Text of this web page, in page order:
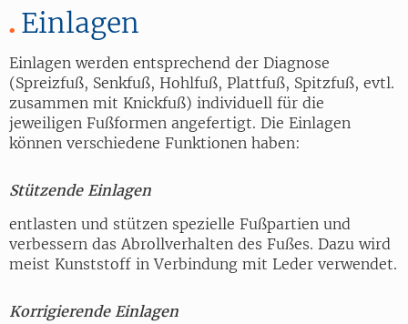
Einlagen
Einlagen werden entsprechend der Diagnose
(Spreizfuß, Senkfuß, Hohlfuß, Plattfuß, Spitzfuß, evtl.
zusammen mit Knickfuß) individuell für die
jeweiligen Fußformen angefertigt. Die Einlagen
können verschiedene Funktionen haben:
Stützende Einlagen
entlasten und stützen spezielle Fußpartien und
verbessern das Abrollverhalten des Fußes. Dazu wird
meist Kunststoff in Verbindung mit Leder verwendet.
Korrigierende Einlagen